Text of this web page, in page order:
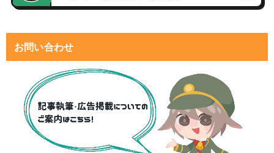
お問い合わせ